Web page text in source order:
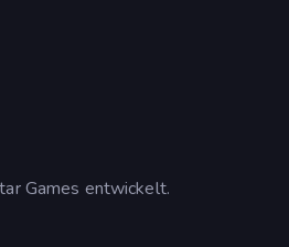
Games entwickelt.